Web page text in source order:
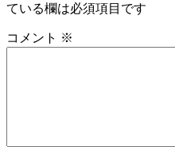
ている欄は必須項目です
コメント ※